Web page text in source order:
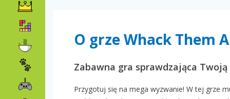
O grze Whack Them
Zabawna gra sprawdzająca
Przygotuj się na mega wyzwanie! W tej grze